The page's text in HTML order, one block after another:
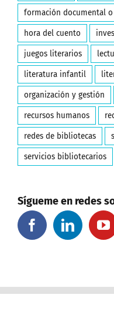
formación documental o
hora del cuento
juegos literarios
literatura infantil
organización y gestión
recursos humanos
redes de bibliotecas
servicios bibliotecarios
Sígueme en redes